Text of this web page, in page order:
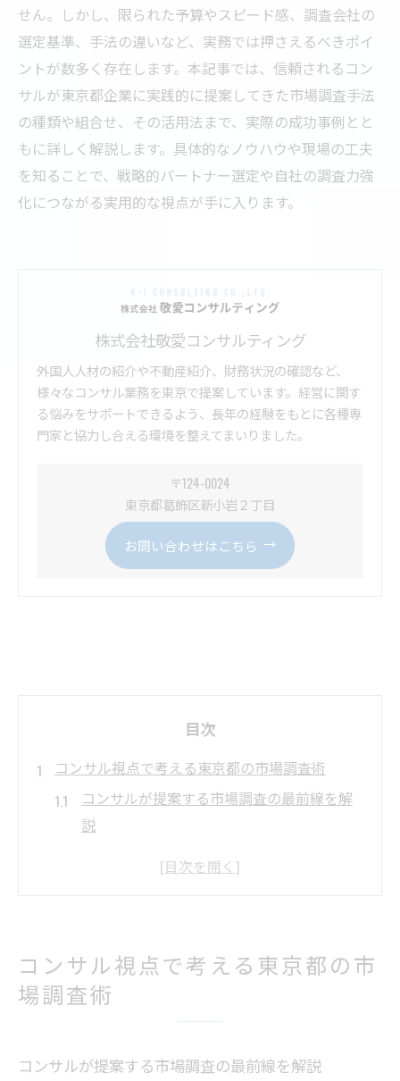
せん。しかし、限られた予算やスピード感、調査会社の
選定基準、手法の違いなど、実務では押さえるべきポイ
ントが数多く存在します。本記事では、信頼されるコン
サルが東京都企業に実践的に提案してきた市場調査手法
の種類や組合せ、その活用法まで、実際の成功事例とと
もに詳しく解説します。具体的なノウハウや現場の工夫
を知ることで、戦略的パートナー選定や自社の調査力強
化につながる実用的な視点が手に入ります。
株式会社敬愛コンサルティング
外国人人材の紹介や不動産紹介、財務状況の確認など、
様々なコンサル業務を東京で提案しています。経営に関す
る悩みをサポートできるよう、長年の経験をもとに各種専
門家と協力し合える環境を整えてまいりました。
〒124-0024
東京都葛飾区新小岩２丁目
お問い合わせはこちら
目次
コンサル視点で考える東京都の市場調査術
コンサルが提案する市場調査の最前線を解
説
東京都企業に最適なコンサル市場調査戦略
東京都企業が成果を上げる調査手法とは
用法
コンサル視点で考える東京都の市
場調査術
コンサルが提案する市場調査の最前線を解説